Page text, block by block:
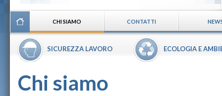
CHI SIAMO CONTATTI
SICUREZZA LAVORO ECOLOGIA E
Chi siamo